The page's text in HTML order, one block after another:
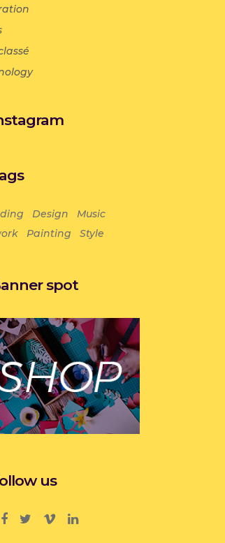
Design
Music
Painting Style
spot
us